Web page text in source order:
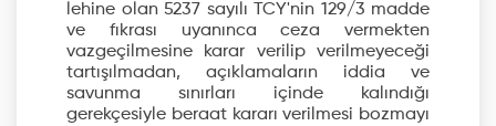
lehine olan 5237 sayılı TCY'nin 129/3 madde
ve fıkrası uyanınca ceza vermekten
vazgeçilmesine karar verilip verilmeyeceği
tartışılmadan, açıklamaların iddia ve
savunma sınırları içinde kalındığı
gerekçesiyle beraat kararı verilmesi bozmayı